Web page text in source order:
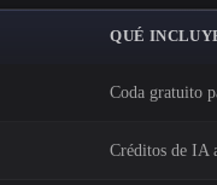
QUÉ
Coda gratuito
Créditos de IA